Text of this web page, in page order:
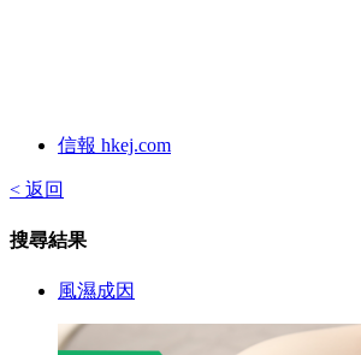
信報 hkej.com
< 返回
搜尋結果
風濕成因